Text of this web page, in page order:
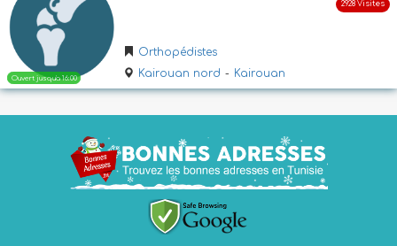
Ouvert
Orthopédistes
Kairouan nord - Kairouan